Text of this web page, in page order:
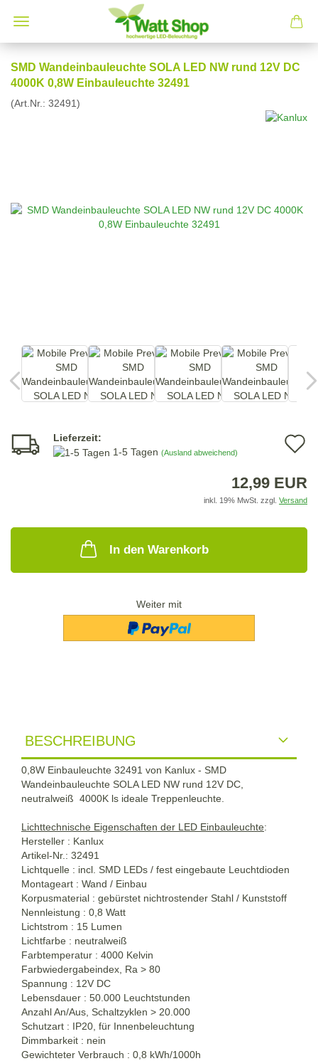
SMD Wandeinbauleuchte SOLA LED NW rund 12V DC
4000K 0,8W Einbauleuchte 32491
(Art.Nr.: 32491)
Lieferzeit:
1-5 Tagen (Ausland abweichend)
12,99 EUR
inkl. 19% MwSt. zzgl. Versand
In den Warenkorb
Weiter mit
BESCHREIBUNG
0,8W Einbauleuchte 32491 von Kanlux - SMD
Wandeinbauleuchte SOLA LED NW rund 12V DC,
neutralweiß 4000K ls ideale Treppenleuchte.
Lichttechnische Eigenschaften der LED Einbauleuchte:
Hersteller : Kanlux
Artikel-Nr.: 32491
Lichtquelle : incl. SMD LEDs / fest eingebaute Leuchtdioden
Montageart : Wand / Einbau
Korpusmaterial : gebürstet nichtrostender Stahl / Kunststoff
Nennleistung : 0,8 Watt
Lichtstrom : 15 Lumen
Lichtfarbe : neutralweiß
Farbtemperatur : 4000 Kelvin
Farbwiedergabeindex, Ra > 80
Spannung : 12V DC
Lebensdauer : 50.000 Leuchtstunden
Anzahl An/Aus, Schaltzyklen > 20.000
Schutzart : IP20, für Innenbeleuchtung
Dimmbarkeit : nein
Gewichteter Verbrauch : 0,8 kWh/1000h